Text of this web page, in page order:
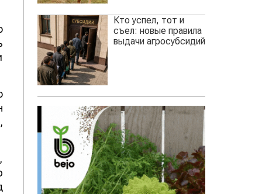
Кто успел, тот и
съел: новые правила
выдачи агросубсидий